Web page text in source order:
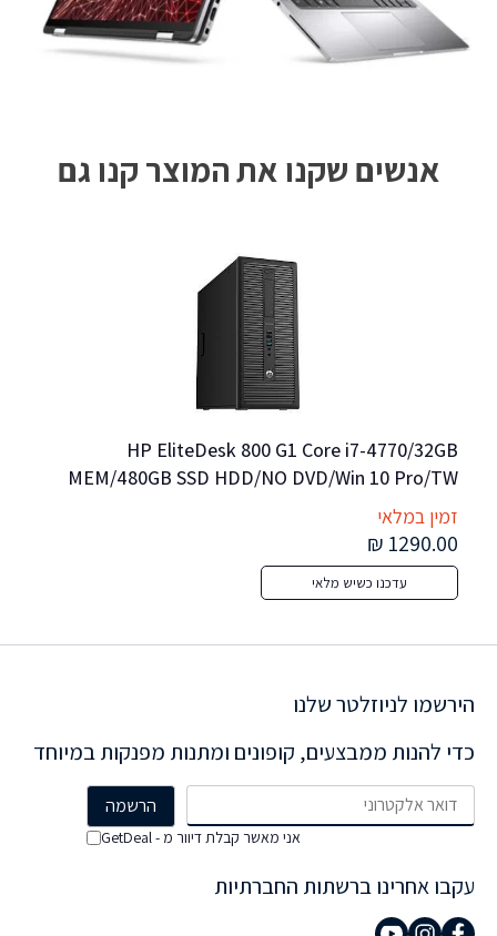
אנשים שקנו את המוצר קנו גם
MEM/480GB SSD HDD/NO DVD/Win 10 Pro/TW
זמין במלאי
1290.00 ₪
עדכנו כשיש מלאי
הירשמו לניוזלטר שלנו
כדי להנות ממבצעים, קופונים ומתנות מפנקות במיוחד
אני מאשר קבלת דיוור מ - GetDeal
עקבו אחרינו ברשתות החברתיות